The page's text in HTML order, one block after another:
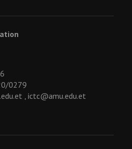
0279
, ictc@amu.edu.et